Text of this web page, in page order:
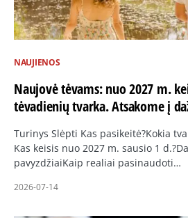
NAUJIENOS
Naujovė tėvams: nuo 2027 m.
tėvadienių tvarka. Atsakome į
Turinys Slėpti Kas pasikeitė?Kokia
Kas keisis nuo 2027 m. sausio 1
pavyzdžiaiKaip realiai pasinaudoti…
2026-07-14